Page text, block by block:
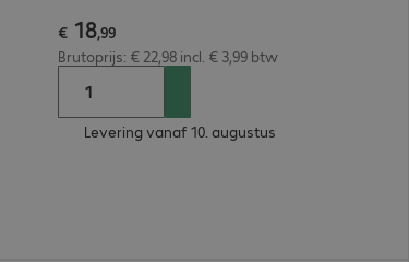
€ 18,99
Brutoprijs: € 22,98 incl. € 3,99 btw
Levering vanaf 10. augustus